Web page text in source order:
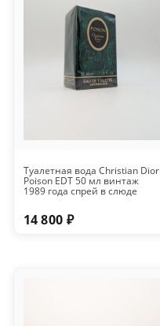
Туалетная вода Christian Dior
Poison EDT 50 мл винтаж
1989 года спрей в слюде
14 800 ₽